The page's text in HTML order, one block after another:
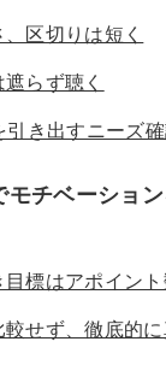
区切りは短く
らず聴く
引き出すニーズ
モチベーショ
目標はアポイン
せず、徹底的